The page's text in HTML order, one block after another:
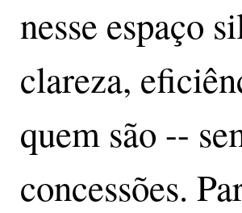
nesse espaço
clareza,
quem são --
concessões.